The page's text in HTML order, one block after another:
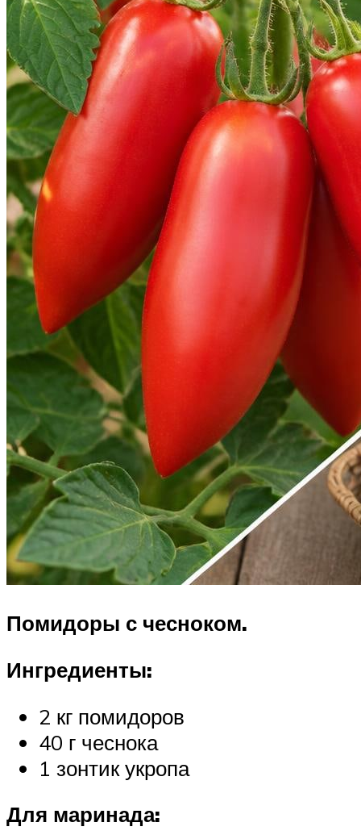
Помидоры с чесноком.
Ингредиенты:
2 кг помидоров
40 г чеснока
1 зонтик укропа
Для маринада: